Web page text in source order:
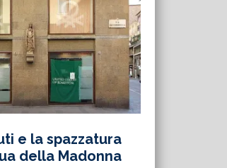
e la spazzatura
della Madonna